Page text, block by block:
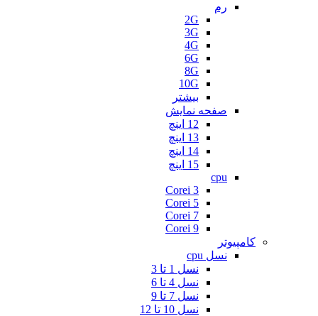
رم
2G
3G
4G
6G
8G
10G
بیشتر
صفحه نمایش
12 اینچ
13 اینچ
14 اینچ
15 اینچ
cpu
Corei 3
Corei 5
Corei 7
Corei 9
کامپیوتر
نسل cpu
نسل 1 تا 3
نسل 4 تا 6
نسل 7 تا 9
نسل 10 تا 12